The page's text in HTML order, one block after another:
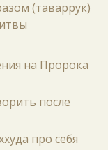
(таваррук)
на Пророка
после
про себя